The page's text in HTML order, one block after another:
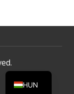
HUN